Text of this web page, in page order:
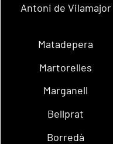
Antoni de Vilamajor
Matadepera
Martorelles
Marganell
Bellprat
Borredà